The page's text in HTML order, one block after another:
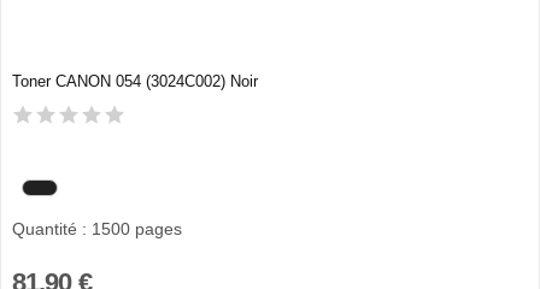
Toner CANON 054 (3024C002) Noir
Quantité : 1500 pages
81,90 €